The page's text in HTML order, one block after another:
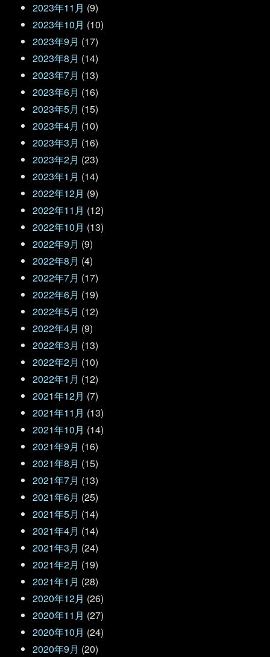
2023年11月 (9)
2023年10月 (10)
2023年9月 (17)
2023年8月 (14)
2023年7月 (13)
2023年6月 (16)
2023年5月 (15)
2023年4月 (10)
2023年3月 (16)
2023年2月 (23)
2023年1月 (14)
2022年12月 (9)
2022年11月 (12)
2022年10月 (13)
2022年9月 (9)
2022年8月 (4)
2022年7月 (17)
2022年6月 (19)
2022年5月 (12)
2022年4月 (9)
2022年3月 (13)
2022年2月 (10)
2022年1月 (12)
2021年12月 (7)
2021年11月 (13)
2021年10月 (14)
2021年9月 (16)
2021年8月 (15)
2021年7月 (13)
2021年6月 (25)
2021年5月 (14)
2021年4月 (14)
2021年3月 (24)
2021年2月 (19)
2021年1月 (28)
2020年12月 (26)
2020年11月 (27)
2020年10月 (24)
2020年9月 (20)